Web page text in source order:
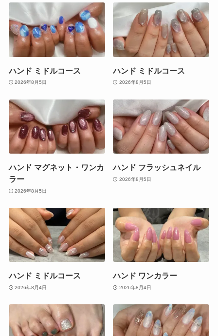
ハンド ミドルコース
2026年8月5日
ハンド ミドルコース
2026年8月5日
ハンド マグネット・ワンカ
ラー
2026年8月5日
ハンド フラッシュネイル
2026年8月5日
ハンド ミドルコース
2026年8月4日
ハンド ワンカラー
2026年8月4日